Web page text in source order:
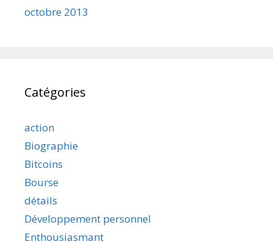
octobre 2013
Catégories
action
Biographie
Bitcoins
Bourse
détails
Développement personnel
Enthousiasmant